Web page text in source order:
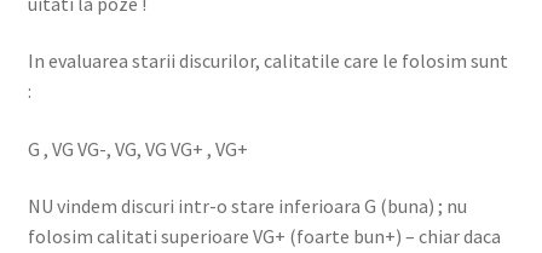
In evaluarea starii discurilor, calitatile care le folosim sunt
:
G , VG VG-, VG, VG VG+ , VG+
NU vindem discuri intr-o stare inferioara G (buna) ; nu
folosim calitati superioare VG+ (foarte bun+) – chiar daca